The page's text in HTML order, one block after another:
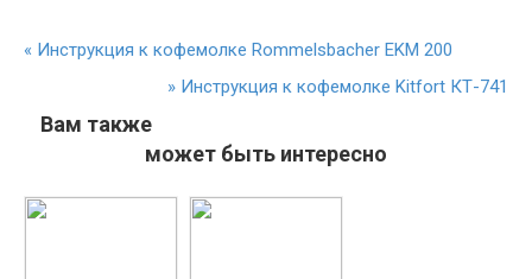
« Инструкция к кофемолке Rommelsbacher EKM 200
» Инструкция к кофемолке Kitfort КТ-741
Вам также
может быть интересно